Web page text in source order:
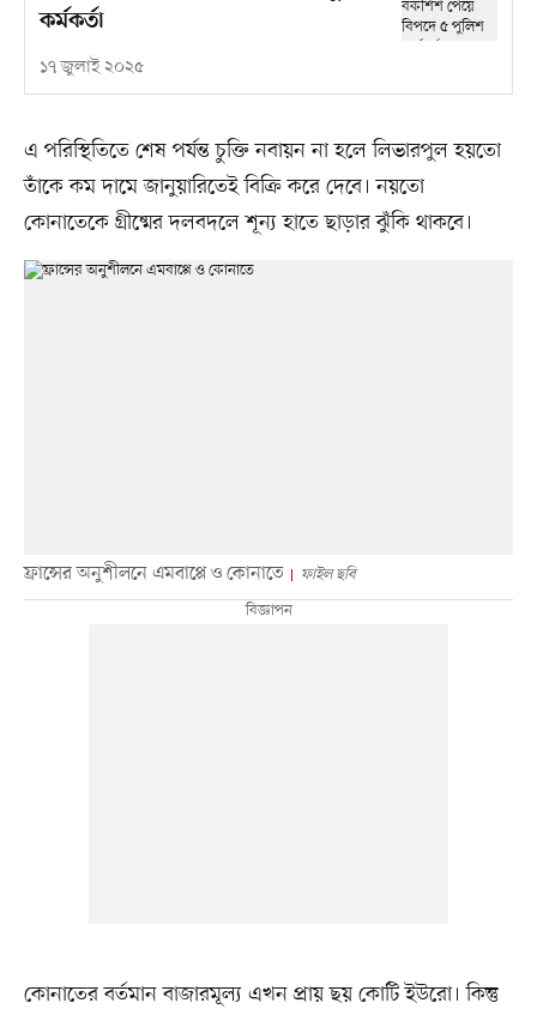
কর্মকর্তা
১৭ জুলাই ২০২৫
এ পরিস্থিতিতে শেষ পর্যন্ত চুক্তি নবায়ন না হলে লিভারপুল হয়তো
তাঁকে কম দামে জানুয়ারিতেই বিক্রি করে দেবে। নয়তো
কোনাতেকে গ্রীষ্মের দলবদলে শূন্য হাতে ছাড়ার ঝুঁকি থাকবে।
ফ্রান্সের অনুশীলনে এমবাপ্পে ও কোনাতে ফাইল ছবি
কোনাতের বর্তমান বাজারমূল্য এখন প্রায় ছয় কোটি ইউরো। কিন্তু